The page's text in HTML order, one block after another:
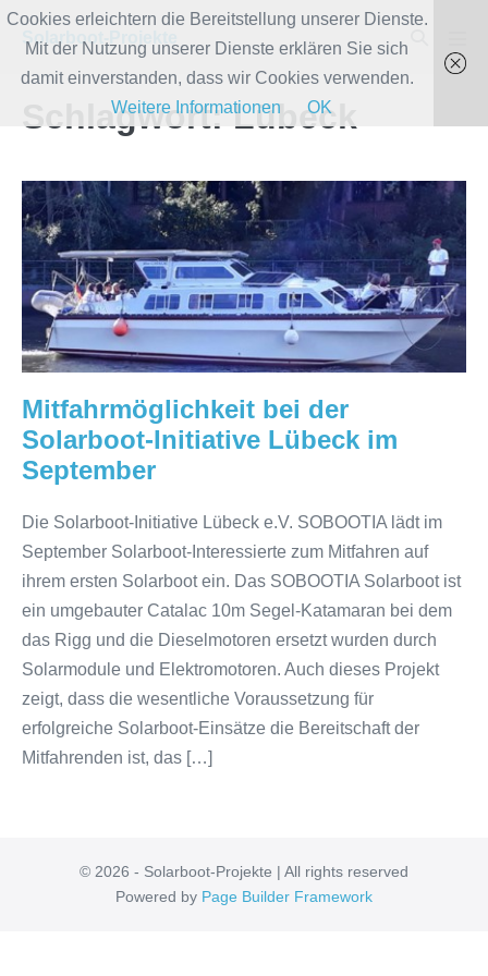
Zum
Inhalt
springen
Solarboot-Projekte
Schalter
Schlagwort:Lübeck
Mitfahrmöglichkeit
bei
der
Solarboot-
Initiative
Lübeck
im
September
Mitfahrmöglichkeit bei der
Solarboot-Initiative Lübeck im
September
Die Solarboot-Initiative Lübeck e.V. SOBOOTIA lädt im
September Solarboot-Interessierte zum Mitfahren auf
ihrem ersten Solarboot ein. Das SOBOOTIA Solarboot ist
ein umgebauter Catalac 10m Segel-Katamaran bei dem
das Rigg und die Dieselmotoren ersetzt wurden durch
Solarmodule und Elektromotoren. Auch dieses Projekt
zeigt, dass die wesentliche Voraussetzung für
erfolgreiche Solarboot-Einsätze die Bereitschaft der
Mitfahrenden ist, das […]
© 2026 - Solarboot-Projekte | All rights reserved
Powered by Page Builder Framework
Cookies erleichtern die Bereitstellung unserer Dienste.
Mit der Nutzung unserer Dienste erklären Sie sich
damit einverstanden, dass wir Cookies verwenden.
Weitere Informationen
OK